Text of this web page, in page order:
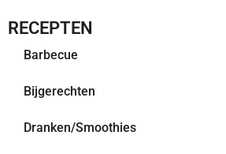
RECEPTEN
Barbecue
Bijgerechten
Dranken/Smoothies